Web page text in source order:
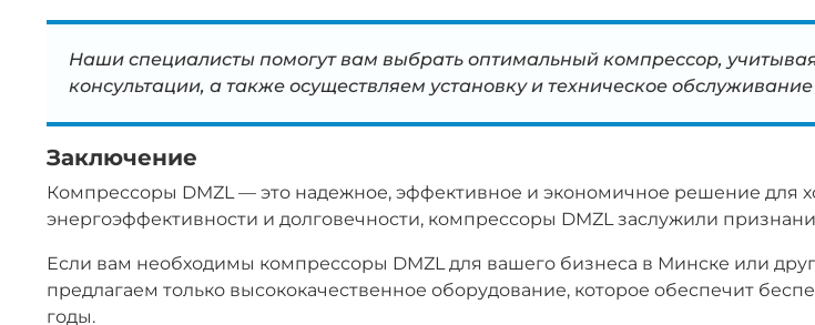
Наши специалисты помогут вам выбрать оптимальный компрессор,
консультации, а также осуществляем установку и техническое
Заключение
Компрессоры DMZL — это надежное, эффективное и экономичное решение для
энергоэффективности и долговечности, компрессоры DMZL заслужили
Если вам необходимы компрессоры DMZL для вашего бизнеса в Минске или
предлагаем только высококачественное оборудование, которое обеспечит
годы.